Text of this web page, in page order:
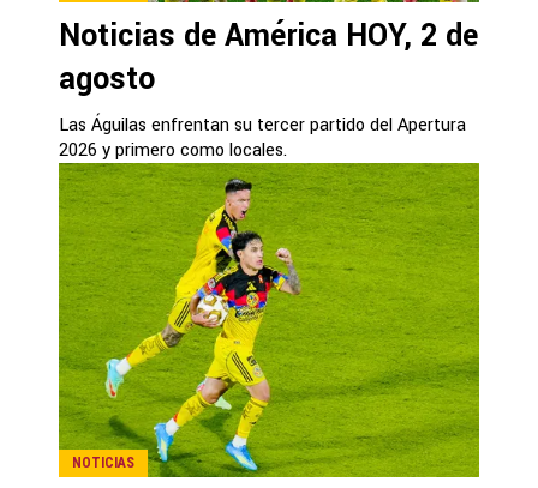
Noticias de América HOY, 2 de
agosto
Las Águilas enfrentan su tercer partido del Apertura
2026 y primero como locales.
NOTICIAS